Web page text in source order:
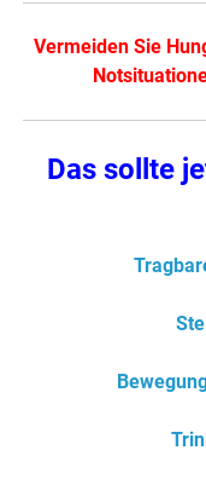
Vermeiden Sie
Das sollte